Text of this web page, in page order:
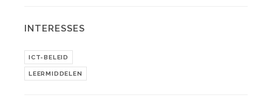
INTERESSES
ICT-BELEID
LEERMIDDELEN